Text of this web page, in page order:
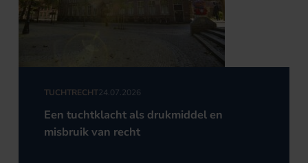
TUCHTRECHT24.07.2026
Een tuchtklacht als drukmiddel en
misbruik van recht